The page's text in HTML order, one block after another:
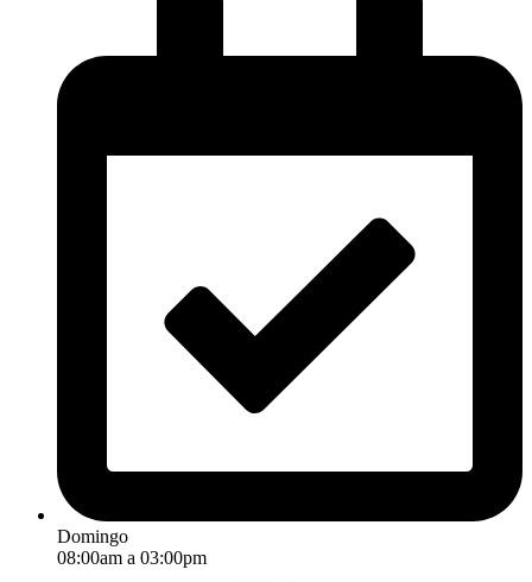
Domingo
08:00am a 03:00pm